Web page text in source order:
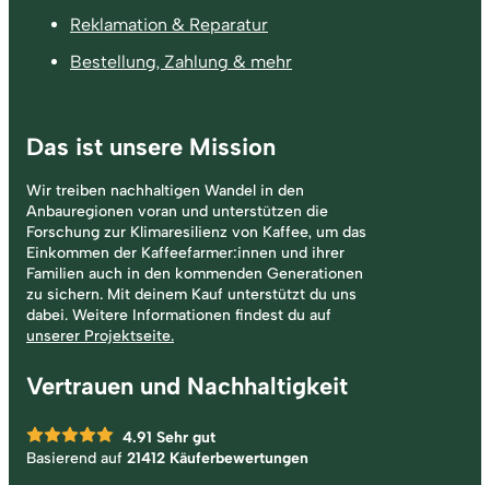
Reklamation & Reparatur
Bestellung, Zahlung & mehr
Das ist unsere Mission
Wir treiben nachhaltigen Wandel in den
Anbauregionen voran und unterstützen die
Forschung zur Klimaresilienz von Kaffee, um das
Einkommen der Kaffeefarmer:innen und ihrer
Familien auch in den kommenden Generationen
zu sichern. Mit deinem Kauf unterstützt du uns
dabei. Weitere Informationen findest du auf
unserer Projektseite.
Vertrauen und Nachhaltigkeit
4.91 Sehr gut
Basierend auf 21412 Käuferbewertungen